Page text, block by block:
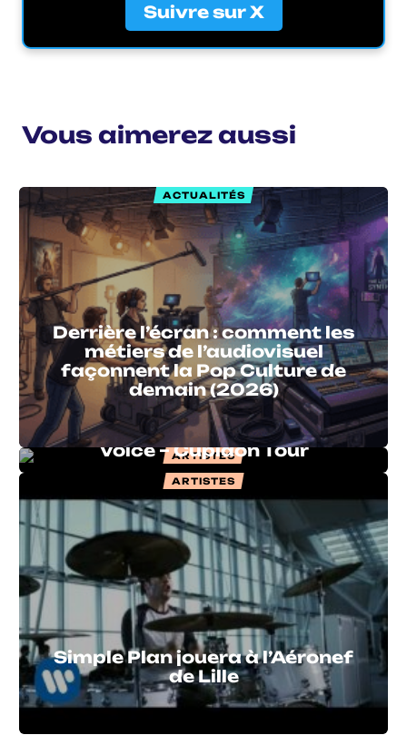
Suivre sur X
Vous aimerez aussi
ACTUALITÉS
Derrière l’écran : comment les
métiers de l’audiovisuel
façonnent la Pop Culture de
demain (2026)
ARTISTES
SOLA – « Guerrière » – The
Voice – Cupidon Tour
ARTISTES
Simple Plan jouera à l’Aéronef
de Lille